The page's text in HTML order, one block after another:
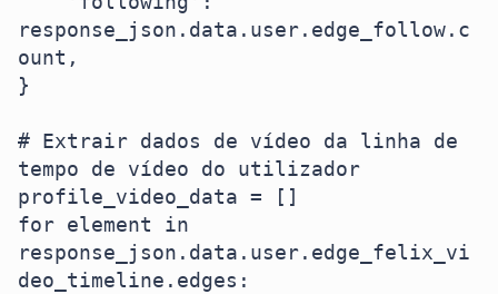
response_json.data.user.edge_follow.c
ount,
}
# Extrair dados de vídeo da linha de
tempo de vídeo do utilizador
profile_video_data = []
for element in
response_json.data.user.edge_felix_vi
deo_timeline.edges: